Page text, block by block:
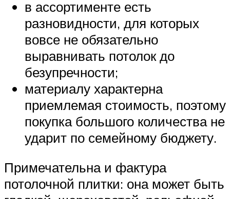
в ассортименте есть
разновидности, для которых
вовсе не обязательно
выравнивать потолок до
безупречности;
материалу характерна
приемлемая стоимость, поэтому
покупка большого количества не
ударит по семейному бюджету.
Примечательна и фактура
потолочной плитки: она может быть